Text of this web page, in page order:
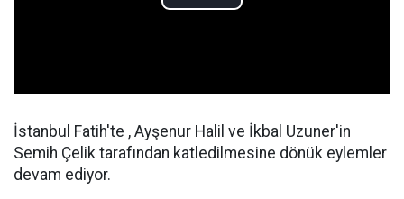
İstanbul Fatih'te , Ayşenur Halil ve İkbal Uzuner'in
Semih Çelik tarafından katledilmesine dönük eylemler
devam ediyor.